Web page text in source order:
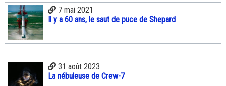
7 mai 2021
Il y a 60 ans, le saut de puce de Shepard
31 août 2023
La nébuleuse de Crew-7